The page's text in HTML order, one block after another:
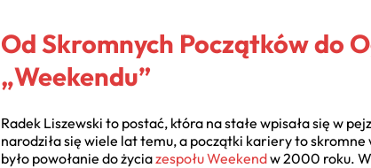
Od Skromnych Początków do
„Weekendu”
Radek Liszewski to postać, która na stałe wpisała się w
narodziła się wiele lat temu, a początki kariery to
było powołanie do życiazespołu Weekendw 2000 roku.